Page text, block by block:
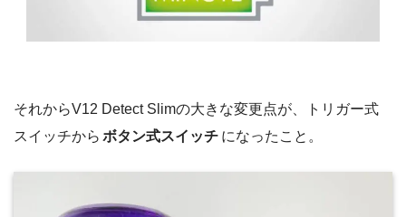
それからV12 Detect Slimの大きな変更点が、トリガー式
スイッチから ボタン式スイッチ になったこと。